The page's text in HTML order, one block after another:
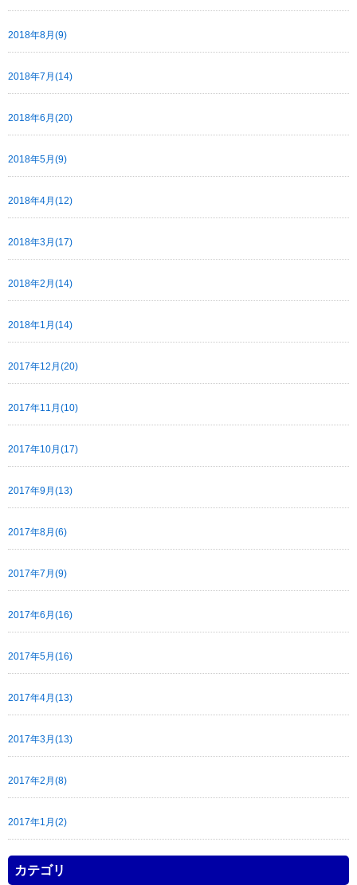
2018年8月(9)
2018年7月(14)
2018年6月(20)
2018年5月(9)
2018年4月(12)
2018年3月(17)
2018年2月(14)
2018年1月(14)
2017年12月(20)
2017年11月(10)
2017年10月(17)
2017年9月(13)
2017年8月(6)
2017年7月(9)
2017年6月(16)
2017年5月(16)
2017年4月(13)
2017年3月(13)
2017年2月(8)
2017年1月(2)
カテゴリ